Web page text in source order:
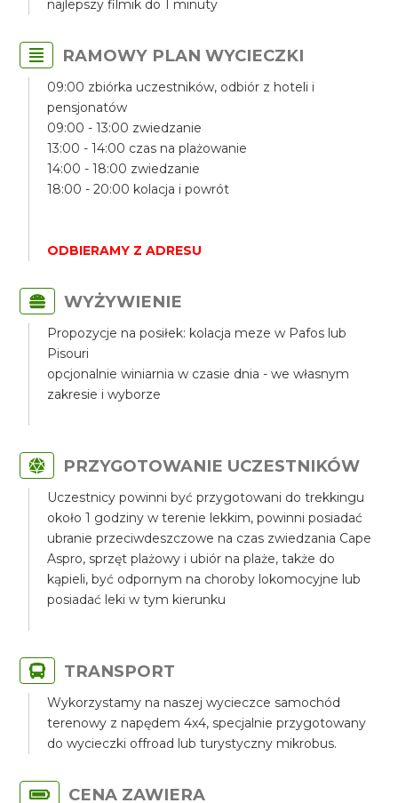
najlepszy filmik do 1 minuty
RAMOWY PLAN WYCIECZKI
09:00 zbiórka uczestników, odbiór z hoteli i
pensjonatów
09:00 - 13:00 zwiedzanie
13:00 - 14:00 czas na plażowanie
14:00 - 18:00 zwiedzanie
18:00 - 20:00 kolacja i powrót
ODBIERAMY Z ADRESU
WYŻYWIENIE
Propozycje na posiłek: kolacja meze w Pafos lub
Pisouri
opcjonalnie winiarnia w czasie dnia - we własnym
zakresie i wyborze
PRZYGOTOWANIE UCZESTNIKÓW
Uczestnicy powinni być przygotowani do trekkingu
około 1 godziny w terenie lekkim, powinni posiadać
ubranie przeciwdeszczowe na czas zwiedzania Cape
Aspro, sprzęt plażowy i ubiór na plaże, także do
kąpieli, być odpornym na choroby lokomocyjne lub
posiadać leki w tym kierunku
TRANSPORT
Wykorzystamy na naszej wycieczce samochód
terenowy z napędem 4x4, specjalnie przygotowany
do wycieczki offroad lub turystyczny mikrobus.
CENA ZAWIERA